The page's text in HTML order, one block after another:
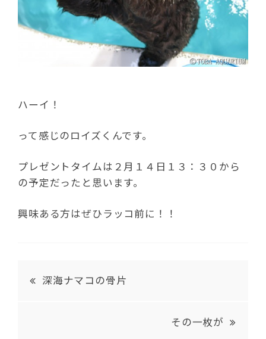
ハーイ！
って感じのロイズくんです。
プレゼントタイムは２月１４日１３：３０から
の予定だったと思います。
興味ある方はぜひラッコ前に！！
深海ナマコの骨片
その一枚が